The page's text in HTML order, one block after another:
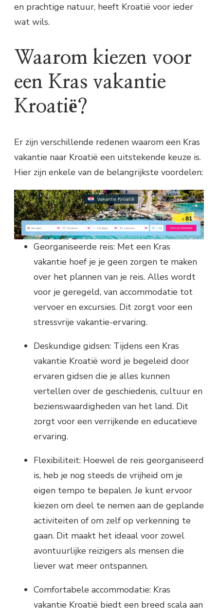
en prachtige natuur, heeft Kroatië voor ieder
wat wils.
Waarom kiezen voor
een Kras vakantie
Kroatië?
Er zijn verschillende redenen waarom een Kras
vakantie naar Kroatië een uitstekende keuze is.
Hier zijn enkele van de belangrijkste voordelen:
Georganiseerde reis: Met een Kras
vakantie hoef je je geen zorgen te maken
over het plannen van je reis. Alles wordt
voor je geregeld, van accommodatie tot
vervoer en excursies. Dit zorgt voor een
stressvrije vakantie-ervaring.
Deskundige gidsen: Tijdens een Kras
vakantie Kroatië word je begeleid door
ervaren gidsen die je alles kunnen
vertellen over de geschiedenis, cultuur en
bezienswaardigheden van het land. Dit
zorgt voor een verrijkende en educatieve
ervaring.
Flexibiliteit: Hoewel de reis georganiseerd
is, heb je nog steeds de vrijheid om je
eigen tempo te bepalen. Je kunt ervoor
kiezen om deel te nemen aan de geplande
activiteiten of om zelf op verkenning te
gaan. Dit maakt het ideaal voor zowel
avontuurlijke reizigers als mensen die
liever wat meer ontspannen.
Comfortabele accommodatie: Kras
vakantie Kroatië biedt een breed scala aan